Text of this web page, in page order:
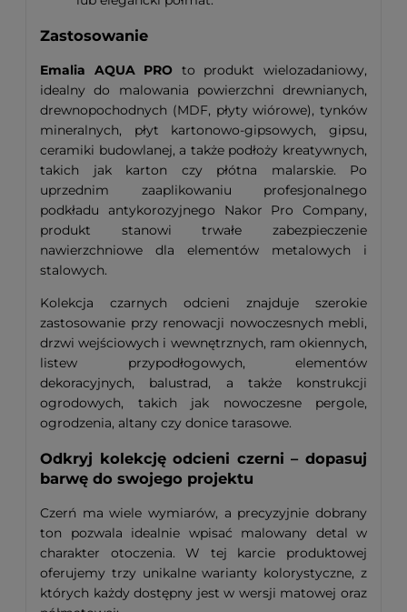
Zastosowanie
Emalia AQUA PRO to produkt wielozadaniowy,
idealny do malowania powierzchni drewnianych,
drewnopochodnych (MDF, płyty wiórowe), tynków
mineralnych, płyt kartonowo-gipsowych, gipsu,
ceramiki budowlanej, a także podłoży kreatywnych,
takich jak karton czy płótna malarskie. Po
uprzednim zaaplikowaniu profesjonalnego
podkładu antykorozyjnego Nakor Pro Company,
produkt stanowi trwałe zabezpieczenie
nawierzchniowe dla elementów metalowych i
stalowych.
Kolekcja czarnych odcieni znajduje szerokie
zastosowanie przy renowacji nowoczesnych mebli,
drzwi wejściowych i wewnętrznych, ram okiennych,
listew przypodłogowych, elementów
dekoracyjnych, balustrad, a także konstrukcji
ogrodowych, takich jak nowoczesne pergole,
ogrodzenia, altany czy donice tarasowe.
Odkryj kolekcję odcieni czerni – dopasuj
barwę do swojego projektu
Czerń ma wiele wymiarów, a precyzyjnie dobrany
ton pozwala idealnie wpisać malowany detal w
charakter otoczenia. W tej karcie produktowej
oferujemy trzy unikalne warianty kolorystyczne, z
których każdy dostępny jest w wersji matowej oraz